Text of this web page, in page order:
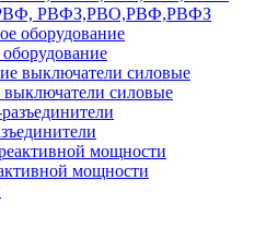
РВФ, РВФЗ,РВО,РВФ,РВФЗ
выключатели cиловые
мощности